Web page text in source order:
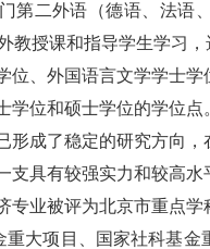
第二外语（德语、法语
教授课和指导学生学习
、外国语言文学学士学
学位和硕士学位的学位
成了稳定的研究方向
具有较强实力和较高
业被评为北京市重点
大项目、国家社科基金